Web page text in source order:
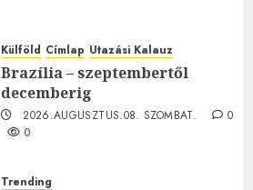
Külföld Címlap Utazási Kalauz
Brazília – szeptembertől
decemberig
2026.AUGUSZTUS.08. SZOMBAT.
0
0
Trending